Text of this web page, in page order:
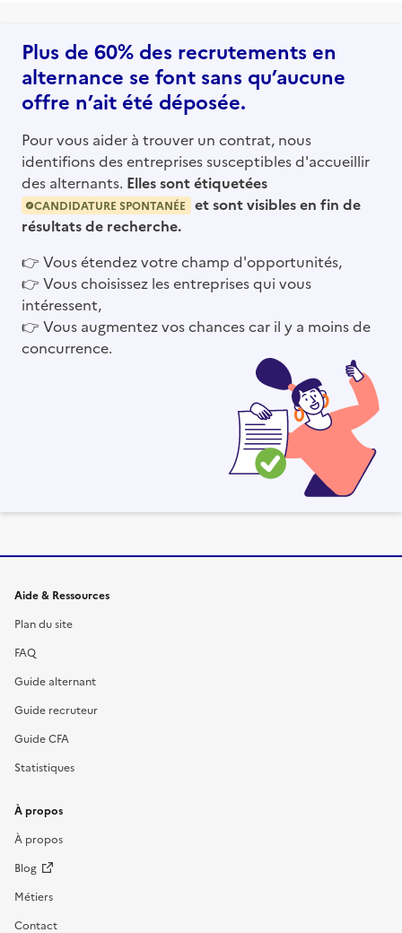
Plus de 60% des recrutements en
alternance se font sans qu’aucune
offre n’ait été déposée.
Pour vous aider à trouver un contrat, nous
identifions des entreprises susceptibles d'accueillir
des alternants. Elles sont étiquetées
CANDIDATURE SPONTANÉE
et sont visibles en fin de
résultats de recherche.
👉 Vous étendez votre champ d'opportunités,
👉 Vous choisissez les entreprises qui vous
intéressent,
👉 Vous augmentez vos chances car il y a moins de
concurrence.
Informations et liens du site
Aide & Ressources
Plan du site
FAQ
Guide alternant
Guide recruteur
Guide CFA
Statistiques
À propos
À propos
Blog
Métiers
Contact